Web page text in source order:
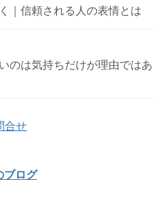
｜信頼される人の表情とは
のは気持ちだけが理由ではあ
合せ
ブログ